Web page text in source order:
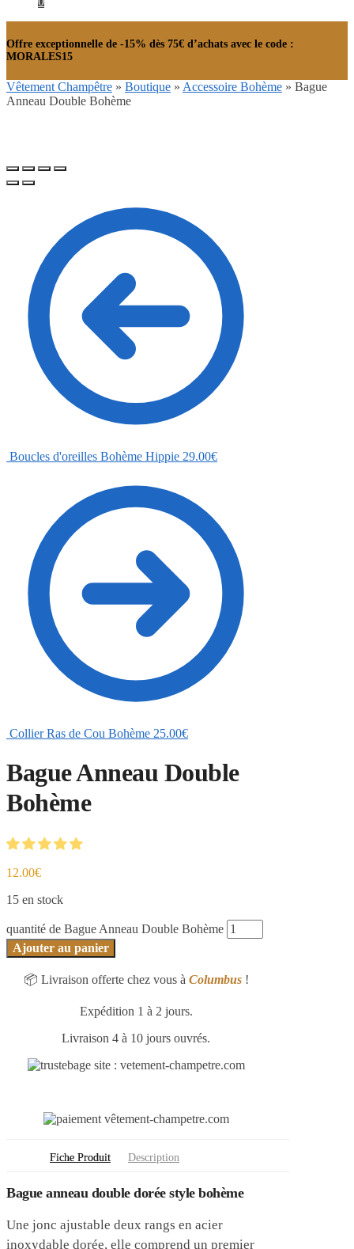
Offre exceptionnelle de -15% dès 75€ d’achats avec le code :
MORALES15
Vêtement Champêtre » Boutique » Accessoire Bohème » Bague
Anneau Double Bohème
Boucles d'oreilles Bohème Hippie 29.00€
Collier Ras de Cou Bohème 25.00€
Bague Anneau Double
Bohème
12.00€
15 en stock
quantité de Bague Anneau Double Bohème
Ajouter au panier
📦 Livraison offerte chez vous à Columbus !
Expédition 1 à 2 jours.
Livraison 4 à 10 jours ouvrés.
Fiche Produit Description
Bague anneau double dorée style bohème
Une jonc ajustable deux rangs en acier
inoxydable dorée, elle comprend un premier